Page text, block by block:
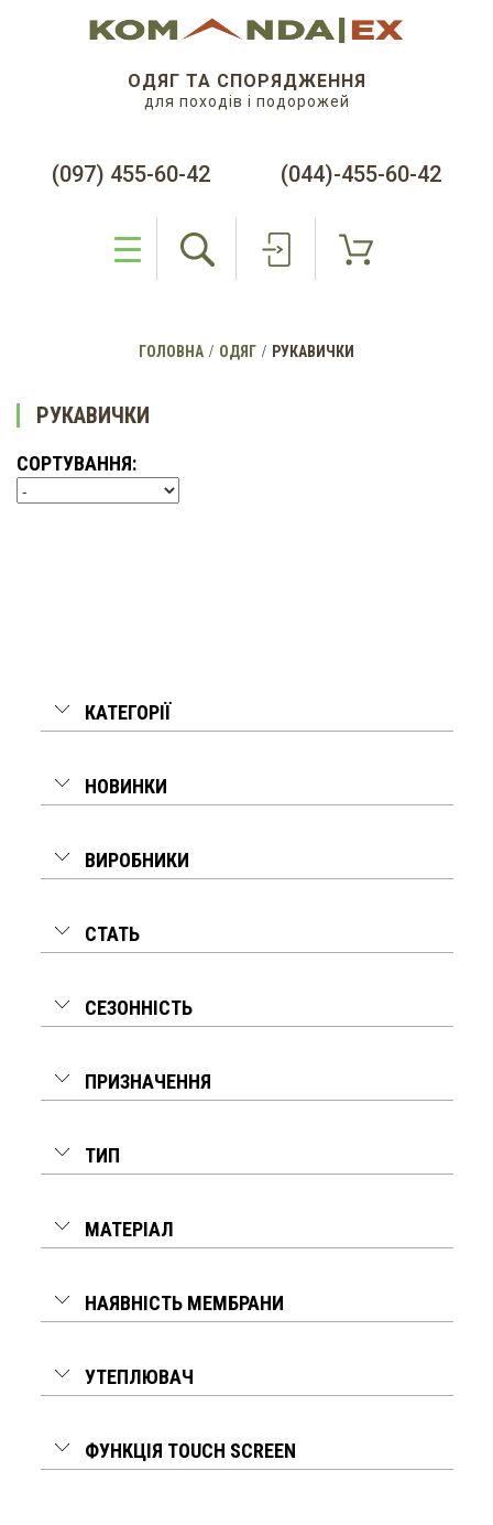
ОДЯГ ТА СПОРЯДЖЕННЯ
для походів і подорожей
(097) 455-60-42 (044)-455-60-42
ГОЛОВНА ОДЯГ РУКАВИЧКИ
РУКАВИЧКИ
СОРТУВАННЯ:
КАТЕГОРІЇ
НОВИНКИ
ВИРОБНИКИ
СТАТЬ
СЕЗОННІСТЬ
ПРИЗНАЧЕННЯ
ТИП
МАТЕРІАЛ
НАЯВНІСТЬ МЕМБРАНИ
УТЕПЛЮВАЧ
ФУНКЦІЯ TOUCH SCREEN